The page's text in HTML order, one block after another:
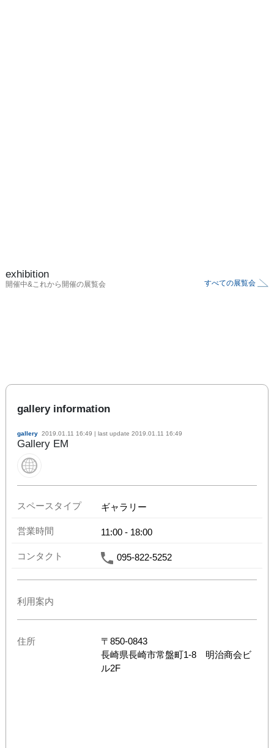
exhibition
開催中&これから開催の展覧会 すべての展覧会
gallery information
gallery 2019.01.11 16:49 | last update 2019.01.11 16:49
Gallery EM
スペースタイプ ギャラリー
営業時間 11:00- 18:00
コンタクト 095-822-5252
利用案内
住所 〒 850-0843
長崎県長崎市常盤町1-8 明治商会ビ
ル2F